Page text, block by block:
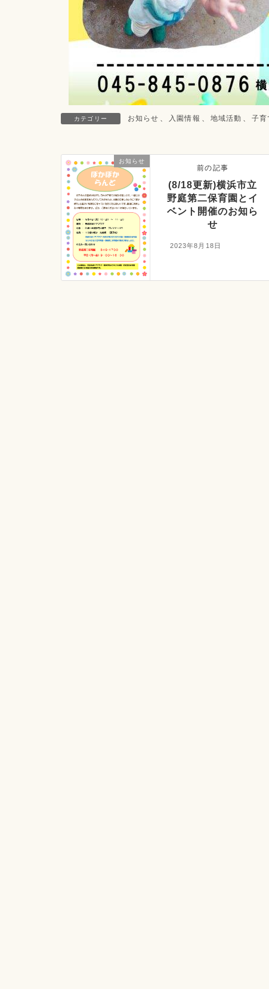
カテゴリー お知らせ 、 入園情報 、 地域活動 、 子育
お知らせ
前の記事
(8/18更新)横浜市立
野庭第二保育園とイ
ベント開催のお知ら
せ
2023年8月18日